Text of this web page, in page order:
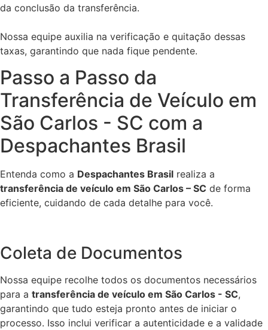
da conclusão da transferência.
Nossa equipe auxilia na verificação e quitação dessas
taxas, garantindo que nada fique pendente.
Passo a Passo da
Transferência de Veículo em
São Carlos - SC com a
Despachantes Brasil
Entenda como a Despachantes Brasil realiza a
transferência de veículo em São Carlos – SC de forma
eficiente, cuidando de cada detalhe para você.
Coleta de Documentos
Nossa equipe recolhe todos os documentos necessários
para a transferência de veículo em São Carlos - SC,
garantindo que tudo esteja pronto antes de iniciar o
processo. Isso inclui verificar a autenticidade e a validade